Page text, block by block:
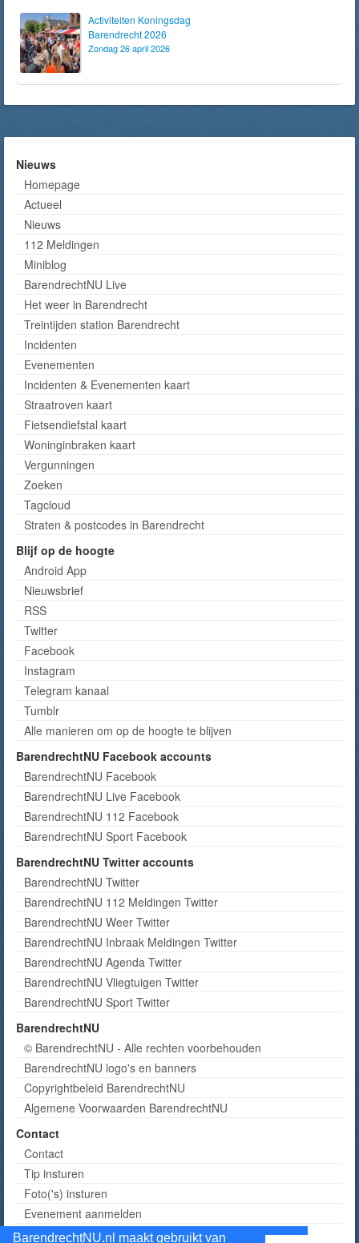
BarendrechtNU.nl maakt gebruikt van
Activiteiten Koningsdag
Barendrecht 2026
Zondag 26 april 2026
Nieuws
Homepage
Actueel
Nieuws
112 Meldingen
Miniblog
BarendrechtNU Live
Het weer in Barendrecht
Treintijden station Barendrecht
Incidenten
Evenementen
Incidenten & Evenementen kaart
Straatroven kaart
Fietsendiefstal kaart
Woninginbraken kaart
Vergunningen
Zoeken
Tagcloud
Straten & postcodes in Barendrecht
Blijf op de hoogte
Android App
Nieuwsbrief
RSS
Twitter
Facebook
Instagram
Telegram kanaal
Tumblr
Alle manieren om op de hoogte te blijven
BarendrechtNU Facebook accounts
BarendrechtNU Facebook
BarendrechtNU Live Facebook
BarendrechtNU 112 Facebook
BarendrechtNU Sport Facebook
BarendrechtNU Twitter accounts
BarendrechtNU Twitter
BarendrechtNU 112 Meldingen Twitter
BarendrechtNU Weer Twitter
BarendrechtNU Inbraak Meldingen Twitter
BarendrechtNU Agenda Twitter
BarendrechtNU Vliegtuigen Twitter
BarendrechtNU Sport Twitter
BarendrechtNU
© BarendrechtNU - Alle rechten voorbehouden
BarendrechtNU logo's en banners
Copyrightbeleid BarendrechtNU
Algemene Voorwaarden BarendrechtNU
Contact
Contact
Tip insturen
Foto('s) insturen
Evenement aanmelden
Informatie aanvragen adverteren